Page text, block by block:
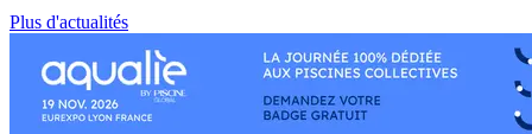
Plus d'actualités